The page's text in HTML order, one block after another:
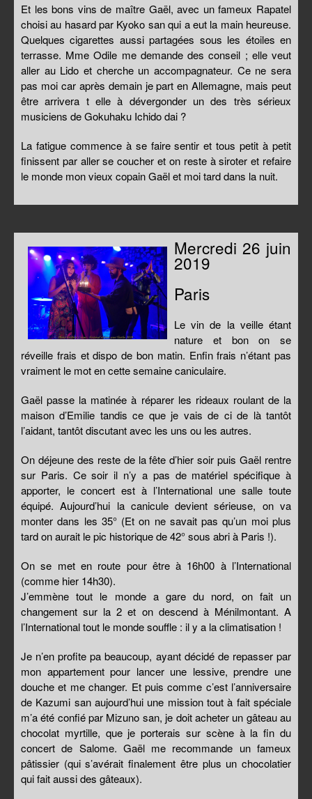
Et les bons vins de maître Gaël, avec un fameux Rapatel
choisi au hasard par Kyoko san qui a eut la main heureuse.
Quelques cigarettes aussi partagées sous les étoiles en
terrasse. Mme Odile me demande des conseil ; elle veut
aller au Lido et cherche un accompagnateur. Ce ne sera
pas moi car après demain je part en Allemagne, mais peut
être arrivera t elle à dévergonder un des très sérieux
musiciens de Gokuhaku Ichido dai ?
La fatigue commence à se faire sentir et tous petit à petit
finissent par aller se coucher et on reste à siroter et refaire
le monde mon vieux copain Gaël et moi tard dans la nuit.
Mercredi 26 juin
2019
Paris
Le vin de la veille étant
nature et bon on se
réveille frais et dispo de bon matin. Enfin frais n’étant pas
vraiment le mot en cette semaine caniculaire.
Gaël passe la matinée à réparer les rideaux roulant de la
maison d’Emilie tandis ce que je vais de ci de là tantôt
l’aidant, tantôt discutant avec les uns ou les autres.
On déjeune des reste de la fête d’hier soir puis Gaël rentre
sur Paris. Ce soir il n’y a pas de matériel spécifique à
apporter, le concert est à l’International une salle toute
équipé. Aujourd’hui la canicule devient sérieuse, on va
monter dans les 35° (Et on ne savait pas qu’un moi plus
tard on aurait le pic historique de 42° sous abri à Paris !).
On se met en route pour être à 16h00 à l’International
(comme hier 14h30).
J’emmène tout le monde a gare du nord, on fait un
changement sur la 2 et on descend à Ménilmontant. A
l’International tout le monde souffle : il y a la climatisation !
Je n’en profite pa beaucoup, ayant décidé de repasser par
mon appartement pour lancer une lessive, prendre une
douche et me changer. Et puis comme c’est l’anniversaire
de Kazumi san aujourd’hui une mission tout à fait spéciale
m’a été confié par Mizuno san, je doit acheter un gâteau au
chocolat myrtille, que je porterais sur scène à la fin du
concert de Salome. Gaël me recommande un fameux
pâtissier (qui s’avérait finalement être plus un chocolatier
qui fait aussi des gâteaux).